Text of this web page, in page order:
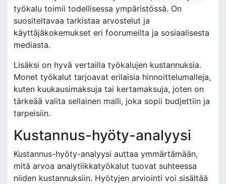
työkalu toimii todellisessa ympäristössä. On
suositeltavaa tarkistaa arvostelut ja
käyttäjäkokemukset eri foorumeilta ja sosiaalisesta
mediasta.
Lisäksi on hyvä vertailla työkalujen kustannuksia.
Monet työkalut tarjoavat erilaisia hinnoittelumalleja,
kuten kuukausimaksuja tai kertamaksuja, joten on
tärkeää valita sellainen malli, joka sopii budjettiin ja
tarpeisiin.
Kustannus-hyöty-analyysi
Kustannus-hyöty-analyysi auttaa ymmärtämään,
mitä arvoa analytiikkatyökalut tuovat suhteessa
niiden kustannuksiin. Hyötyjen arviointi voi sisältää